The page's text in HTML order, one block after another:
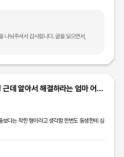
서 감사합니다. 글을 읽으면서,
데 알아서 해결하라는 엄마 어떡
다는 착한 형이라고 생각함 한번도 동생한테 심